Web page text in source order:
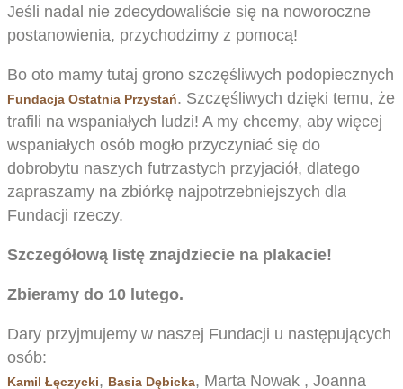
Jeśli nadal nie zdecydowaliście się na noworoczne
postanowienia, przychodzimy z pomocą!
Bo oto mamy tutaj grono szczęśliwych podopiecznych
Fundacja Ostatnia Przystań. Szczęśliwych dzięki temu, że
trafili na wspaniałych ludzi! A my chcemy, aby więcej
wspaniałych osób mogło przyczyniać się do
dobrobytu naszych futrzastych przyjaciół, dlatego
zapraszamy na zbiórkę najpotrzebniejszych dla
Fundacji rzeczy.
Szczegółową listę znajdziecie na plakacie!
Zbieramy do 10 lutego.
Dary przyjmujemy w naszej Fundacji u następujących
osób:
Kamil Łęczycki, Basia Dębicka, Marta Nowak , Joanna